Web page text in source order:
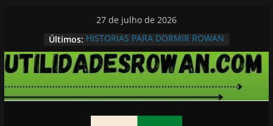
conteúdo
27 de julho de 2026
Últimos: HISTORIAS PARA DORMIR ROWAN